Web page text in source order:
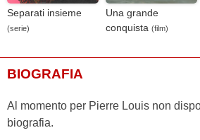
Separati insieme
(serie)
Una grande
conquista (film)
BIOGRAFIA
Al momento per Pierre Louis non
biografia.